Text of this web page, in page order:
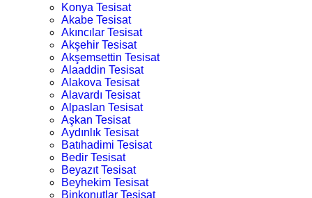
Konya Tesisat
Akabe Tesisat
Akıncılar Tesisat
Akşehir Tesisat
Akşemsettin Tesisat
Alaaddin Tesisat
Alakova Tesisat
Alavardı Tesisat
Alpaslan Tesisat
Aşkan Tesisat
Aydınlık Tesisat
Batıhadimi Tesisat
Bedir Tesisat
Beyazıt Tesisat
Beyhekim Tesisat
Binkonutlar Tesisat